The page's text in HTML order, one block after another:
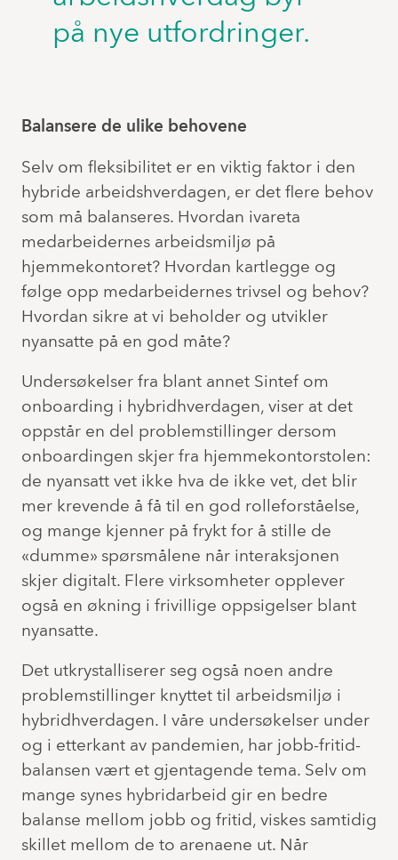
på nye utfordringer.
Balansere de ulike behovene
Selv om fleksibilitet er en viktig faktor i den
hybride arbeidshverdagen, er det flere behov
som må balanseres. Hvordan ivareta
medarbeidernes arbeidsmiljø på
hjemmekontoret? Hvordan kartlegge og
følge opp medarbeidernes trivsel og behov?
Hvordan sikre at vi beholder og utvikler
nyansatte på en god måte?
Undersøkelser fra blant annet Sintef om
onboarding i hybridhverdagen, viser at det
oppstår en del problemstillinger dersom
onboardingen skjer fra hjemmekontorstolen:
de nyansatt vet ikke hva de ikke vet, det blir
mer krevende å få til en god rolleforståelse,
og mange kjenner på frykt for å stille de
«dumme» spørsmålene når interaksjonen
skjer digitalt. Flere virksomheter opplever
også en økning i frivillige oppsigelser blant
nyansatte.
Det utkrystalliserer seg også noen andre
problemstillinger knyttet til arbeidsmiljø i
hybridhverdagen. I våre undersøkelser under
og i etterkant av pandemien, har jobb-fritid-
balansen vært et gjentagende tema. Selv om
mange synes hybridarbeid gir en bedre
balanse mellom jobb og fritid, viskes samtidig
skillet mellom de to arenaene ut. Når